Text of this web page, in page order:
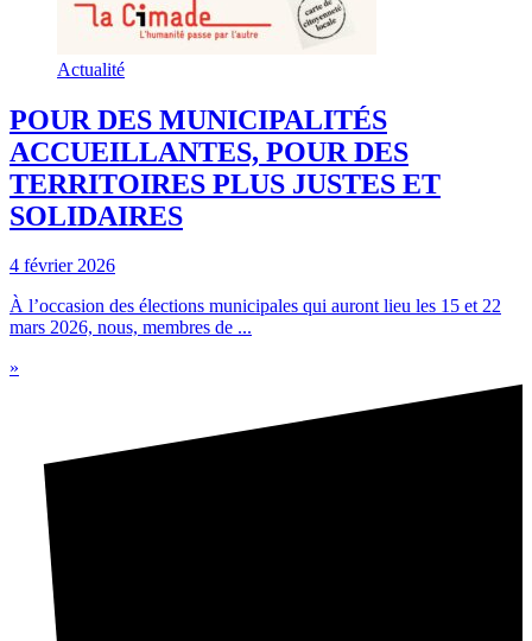
Actualité
POUR DES MUNICIPALITÉS
ACCUEILLANTES, POUR DES
TERRITOIRES PLUS JUSTES ET
SOLIDAIRES
4 février 2026
À l’occasion des élections municipales qui auront lieu les 15 et 22
mars 2026, nous, membres de ...
»